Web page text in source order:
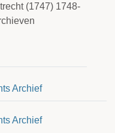
(1747) 1748-
Archief
Archief